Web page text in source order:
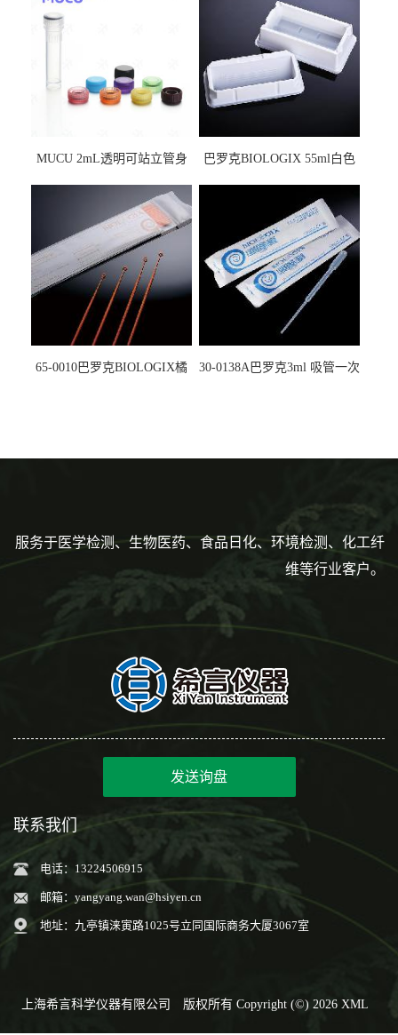
MUCU 2mL透明可站立管身
巴罗克BIOLOGIX 55ml白色
马射线灭菌25-0051
65-0010巴罗克BIOLOGIX橘
30-0138A巴罗克3ml 吸管一次
服务于医学检测、生物医药、食品日化、环境检测、化工纤
维等行业客户。
发送询盘
联系我们
电话：13224506915
邮箱： yangyang.wan@hsiyen.cn
地址：九亭镇涞寅路1025号立同国际商务大厦3067室
上海希言科学仪器有限公司 版权所有 Copyright (©) 2026 XML